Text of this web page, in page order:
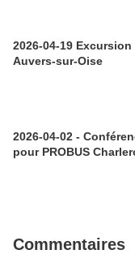
2026-04-19
Auvers-sur-Oise
2026-04-02 -
pour PROBUS
Commentaires